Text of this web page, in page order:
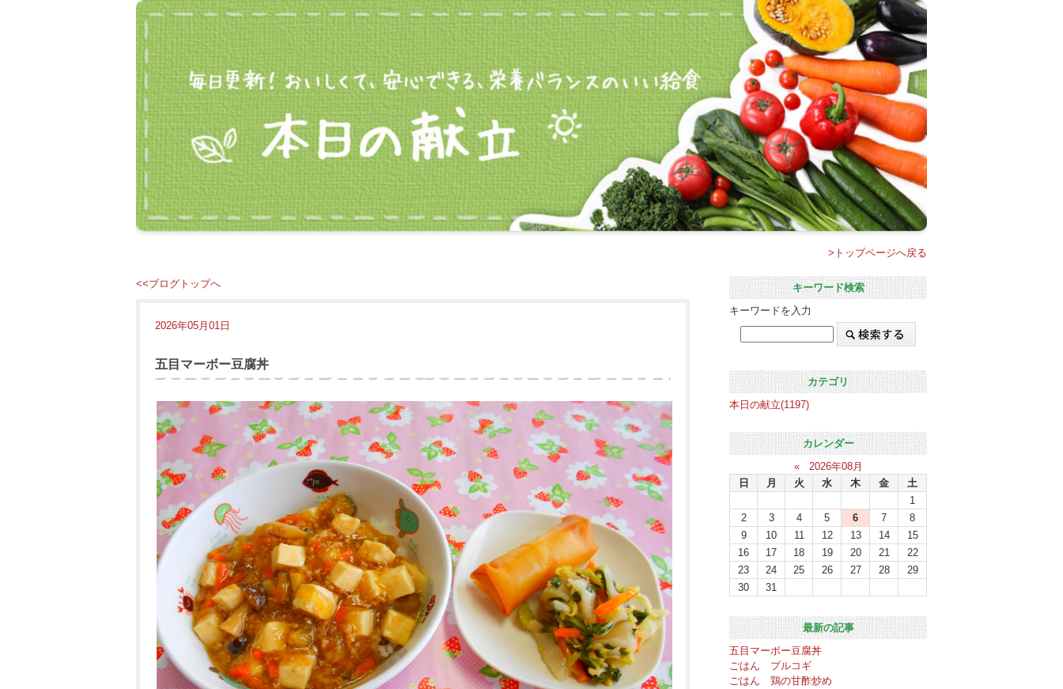
>トップページへ戻る
<<ブログトップへ
2026年05月01日
五目マーボー豆腐丼
キーワード検索
キーワードを入力
カテゴリ
本日の献立(1197)
カレンダー
«
2026年08月
日
月 火 水 木 金
土
1
2
3 4 5 6 7
8
9
10 11 12 13 14
15
16
17 18 19 20 21
22
23
24 25 26 27 28
29
30
31
最新の記事
五目マーボー豆腐丼
ごはん プルコギ
ごはん 鶏の甘酢炒め